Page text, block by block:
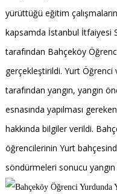
yürüttüğü eğitim
kapsamda İstanbul İtfaiyesi
tarafından Bahçeköy
gerçekleştirildi. Yurt
tarafından yangın, yangın
esnasında yapılması
hakkında bilgiler verildi.
öğrencilerinin Yurt
söndürmeleri sonucu